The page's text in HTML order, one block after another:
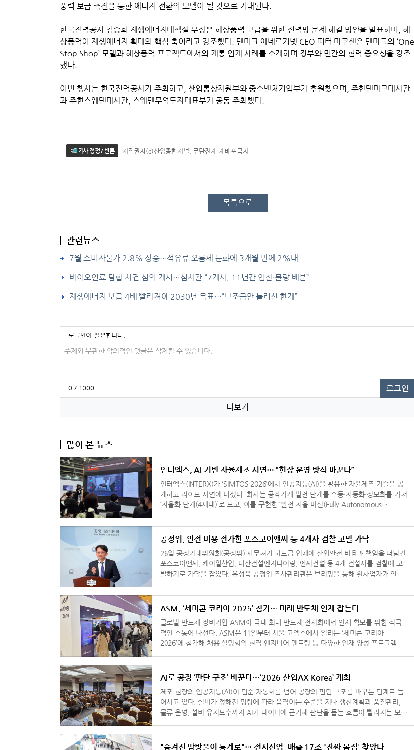
풍력 보급 촉진을 통한 에너지 전환의 모델이 될 것으로 기대된다.
한국전력공사 김승희 재생에너지대책실 부장은 해상풍력 보급을 위한 전력망 문제 해결 방안을 발표하며, 해
상풍력이 재생에너지 확대의 핵심 축이라고 강조했다. 덴마크 에네르기넷 CEO 피터 마쿠센은 덴마크의 ‘One
Stop Shop’ 모델과 해상풍력 프로젝트에서의 계통 연계 사례를 소개하며 정부와 민간의 협력 중요성을 강조
했다.
이번 행사는 한국전력공사가 주최하고, 산업통상자원부와 중소벤처기업부가 후원했으며, 주한덴마크대사관
과 주한스웨덴대사관, 스웨덴무역투자대표부가 공동 주최했다.
기사 정정 / 반론 저작권자(c)산업종합저널. 무단전재-재배포금지
목록으로
관련뉴스
7월 소비자물가 2.8% 상승…석유류 오름세 둔화에 3개월 만에 2%대
바이오연료 담합 사건 심의 개시…심사관 “7개사, 11년간 입찰·물량 배분”
재생에너지 보급 4배 빨라져야 2030년 목표…“보조금만 늘려선 한계”
로그인이 필요합니다.
댓글입력
0 / 1000
로그인
더보기
많이 본 뉴스
인터엑스, AI 기반 자율제조 시연… “현장 운영 방식 바꾼다”
인터엑스(INTERX)가 ‘SIMTOS 2026’에서 인공지능(AI)을 활용한 자율제조 기술을 공
개하고 라이브 시연에 나섰다. 회사는 공작기계 발전 단계를 수동·자동화·정보화를 거쳐
‘자율화 단계(4세대)’로 보고, 이를 구현한 ‘완전 자율 머신(Fully Autonomous
공정위, 안전 비용 전가한 포스코이앤씨 등 4개사 검찰 고발 가닥
26일 공정거래위원회(공정위) 사무처가 하도급 업체에 산업안전 비용과 책임을 떠넘긴
포스코이앤씨, 케이알산업, 다산건설엔지니어링, 엔씨건설 등 4개 건설사를 검찰에 고
발하기로 가닥을 잡았다. 유성욱 공정위 조사관리관은 브리핑을 통해 원사업자가 안전
ASM, ‘세미콘 코리아 2026’ 참가… 미래 반도체 인재 잡는다
글로벌 반도체 장비기업 ASM이 국내 최대 반도체 전시회에서 인재 확보를 위한 적극
적인 소통에 나선다. ASM은 11일부터 서울 코엑스에서 열리는 ‘세미콘 코리아
2026’에 참가해 채용 설명회와 현직 엔지니어 멘토링 등 다양한 인재 양성 프로그램을
AI로 공장 ‘판단 구조’ 바꾼다…‘2026 산업AX Korea’ 개최
제조 현장의 인공지능(AI)이 단순 자동화를 넘어 공장의 판단 구조를 바꾸는 단계로 들
어서고 있다. 설비가 정해진 명령에 따라 움직이는 수준을 지나 생산계획과 품질관리,
물류 운영, 설비 유지보수까지 AI가 데이터에 근거해 판단을 돕는 흐름이 빨라지는 모습
"숨겨진 땀방울이 통계로"… 전시산업, 매출 17조 '진짜 몸집' 찾았다